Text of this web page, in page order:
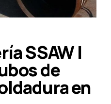
SSAW |
de
en